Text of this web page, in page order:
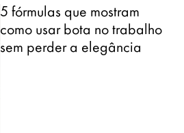
5 fórmulas que mostram
como usar bota no trabalho
sem perder a elegância